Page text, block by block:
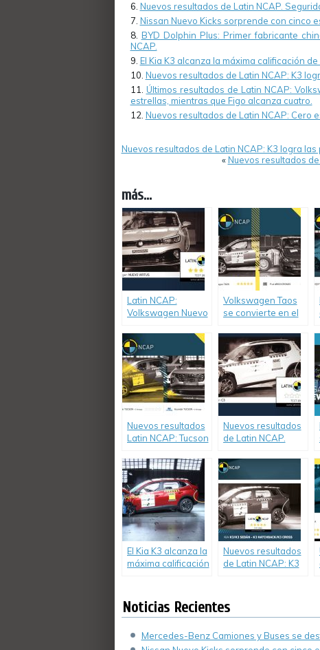
Nuevos resultados de Latin NCAP.
Nissan Nuevo Kicks sorprende con cinco
BYD Dolphin Plus: Primer fabricante
NCAP.
El Kia K3 alcanza la máxima calificación
Nuevos resultados de Latin NCAP: K3
Últimos resultados de Latin NCAP:
estrellas, mientras que Figo alcanza cuatro.
Nuevos resultados de Latin NCAP: Cero
Nuevos resultados de Latin NCAP: K3 logra
«Nuevos resultados
más...
Latin NCAP:
Volkswagen Nuevo
Brasil, iguala el
desempeño del
Nuevo Virtus
fabricado en India
de cinco estrellas.
Volkswagen Taos
se convierte en el
estrellas bajo el
protocolo más
reciente de Latin
NCAP mientras que
el Fiat Argo/Cronos
es cero estrellas.
Nuevos resultados
Latin NCAP: Tucson
luego de
evaluación.
Nuevos resultados
de Latin NCAP.
Stellantis en caída
libre: Citroen C3
cero estrellas.
El Kia K3 alcanza la
máxima calificación
Nuevos resultados
de Latin NCAP: K3
Noticias Recientes
Mercedes-Benz Camiones y Buses se